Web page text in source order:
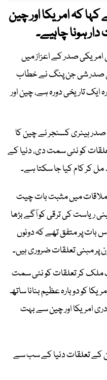
کہ امریکا اور چین
ہونا چاہیے۔
صدر کے اعزاز میں
صدر شی جن پنگ نے خطاب
ایک تاریخی دورہ ہے، چین اور
امریکی صدر ہینری کسنجر نے چین کا
کو نئی سمت دی، دنیا کے
کر کام کیا جا سکتا ہے۔
ملاقات میں مثبت بات چیت
ریاست کی ترقی کو آگے بڑھا
بات پر متفق تھے کہ دونوں
مبنی تعلقات ضروری ہیں۔
ملک کر تعلقات کو نئی سمت
کو دوبارہ عظیم بنانا ساتھ
امریکا اور چین سے بہت
کے تعلقات دنیا کے سب سے